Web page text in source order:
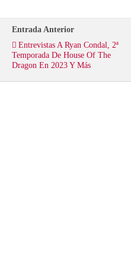
t
e
r
o
o p
Entrada Anterior
Entrevistas A Ryan Condal, 2ª
Temporada De House Of The
Dragon En 2023 Y Más